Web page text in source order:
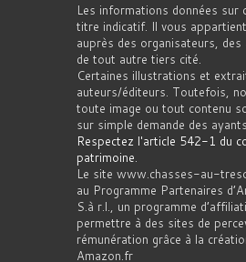
Les informations données sur
titre indicatif. Il vous
auprès des organisateurs, des
de tout autre tiers cité.
Certaines illustrations et
auteurs/éditeurs. Toutefois,
toute image ou tout contenu
sur simple demande des
Respectez l'article 542-1 du
patrimoine.
Le site www.chasses-au-
au Programme Partenaires
S.à r.l., un programme
permettre à des sites de
rémunération grâce à la
Amazon.fr